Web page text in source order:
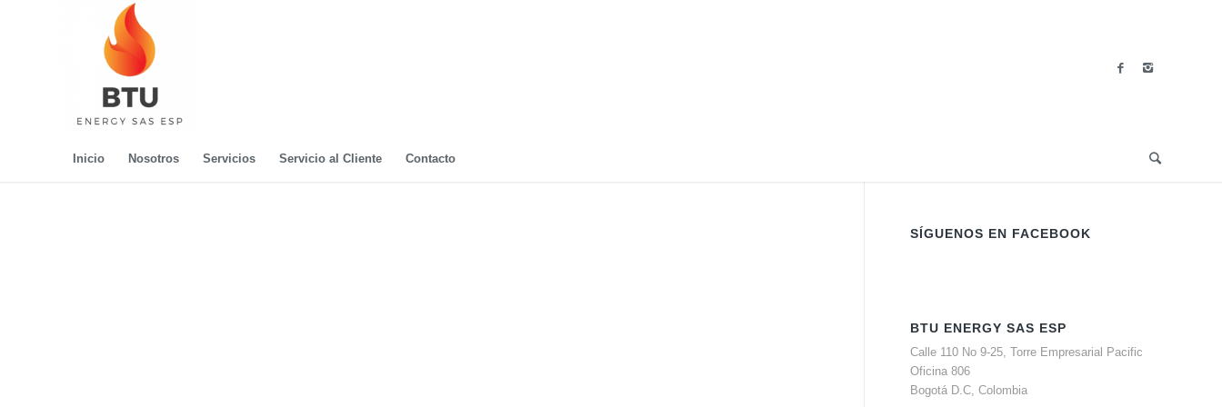
Inicio Nosotros Servicios Servicio al Cliente Contacto
SÍGUENOS EN FACEBOOK
BTU ENERGY SAS ESP
Calle 110 No 9-25, Torre Empresarial Pacific
Oficina 806
Bogotá D.C, Colombia